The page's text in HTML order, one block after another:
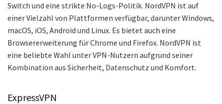
Switch und eine strikte No-Logs-Politik. NordVPN ist auf
einer Vielzahl von Plattformen verfügbar, darunter Windows,
macOS, iOS, Android und Linux. Es bietet auch eine
Browsererweiterung für Chrome und Firefox. NordVPN ist
eine beliebte Wahl unter VPN-Nutzern aufgrund seiner
Kombination aus Sicherheit, Datenschutz und Komfort.
ExpressVPN